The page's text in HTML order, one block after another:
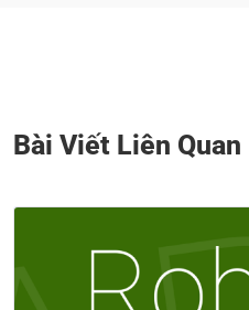
Bài Viết Liên Quan